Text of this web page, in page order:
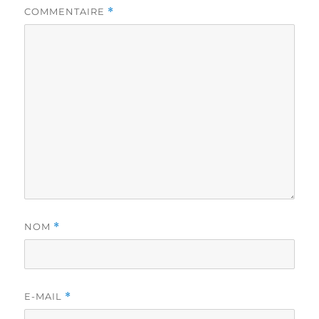
COMMENTAIRE *
NOM *
E-MAIL *